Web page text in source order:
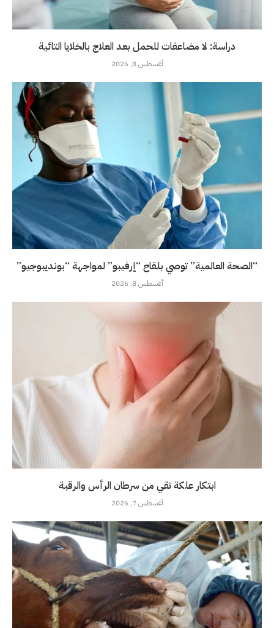
دراسة: لا مضاعفات للحمل بعد العلاج بالخلايا التائية
أغسطس 8, 2026
“الصحة العالمية” توصي بلقاح “إرفيبو” لمواجهة “بونديبوجيو”
أغسطس 8, 2026
ابتكار علكة تقي من سرطان الرأس والرقبة
أغسطس 7, 2026